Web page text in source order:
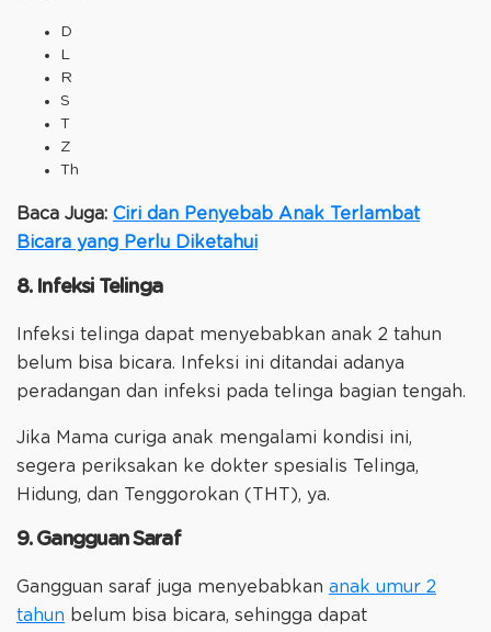
D
L
R
S
T
Z
Th
Baca Juga: Ciri dan Penyebab Anak Terlambat
Bicara yang Perlu Diketahui
8. Infeksi Telinga
Infeksi telinga dapat menyebabkan anak 2 tahun
belum bisa bicara. Infeksi ini ditandai adanya
peradangan dan infeksi pada telinga bagian tengah.
Jika Mama curiga anak mengalami kondisi ini,
segera periksakan ke dokter spesialis Telinga,
Hidung, dan Tenggorokan (THT), ya.
9. Gangguan Saraf
Gangguan saraf juga menyebabkan anak umur 2
tahun belum bisa bicara, sehingga dapat